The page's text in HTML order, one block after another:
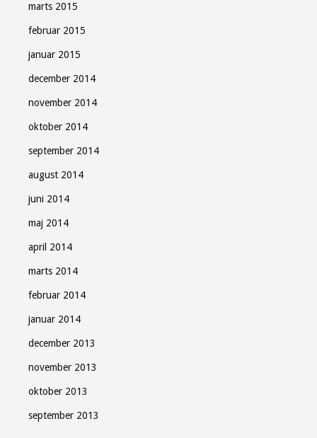
marts 2015
februar 2015
januar 2015
december 2014
november 2014
oktober 2014
september 2014
august 2014
juni 2014
maj 2014
april 2014
marts 2014
februar 2014
januar 2014
december 2013
november 2013
oktober 2013
september 2013